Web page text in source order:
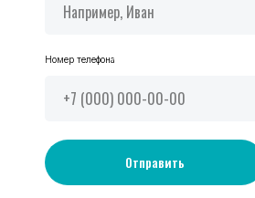
Номер телефона
Отправить